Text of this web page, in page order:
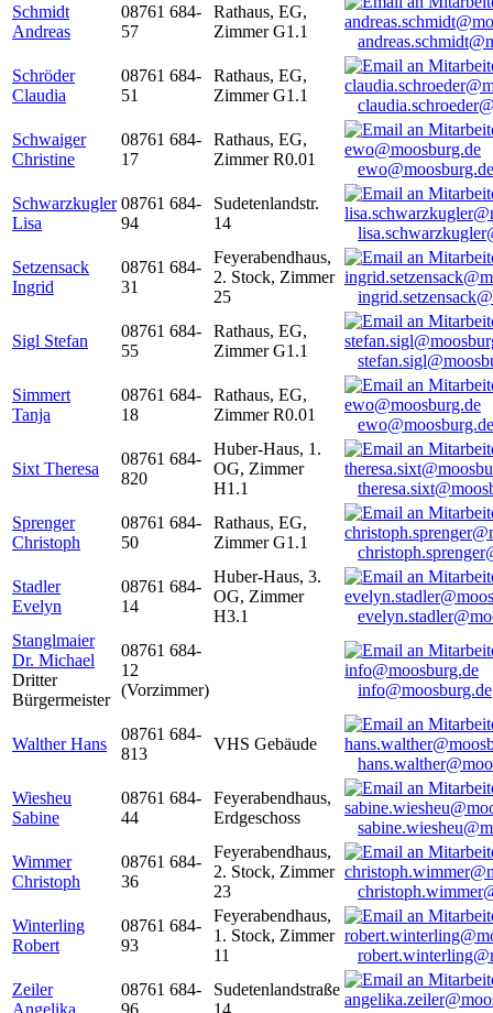
Schmidt
Andreas
08761 684-
57
Rathaus, EG,
Zimmer G1.1
Schröder
Claudia
08761 684-
51
Rathaus, EG,
Zimmer G1.1
Schwaiger
Christine
08761 684-
17
Rathaus, EG,
Zimmer R0.01
ewo@moosburg.de
Schwarzkugler
Lisa
08761 684-
94
Sudetenlandstr.
14
Setzensack
Ingrid
08761 684-
31
Feyerabendhaus,
2. Stock, Zimmer
25
Sigl Stefan
08761 684-
55
Rathaus, EG,
Zimmer G1.1
Simmert
Tanja
08761 684-
18
Rathaus, EG,
Zimmer R0.01
ewo@moosburg.de
Sixt Theresa
08761 684-
820
Huber-Haus, 1.
OG, Zimmer
H1.1
Sprenger
Christoph
08761 684-
50
Rathaus, EG,
Zimmer G1.1
Stadler
Evelyn
08761 684-
14
Huber-Haus, 3.
OG, Zimmer
H3.1
Stanglmaier
Dr. Michael
Dritter
Bürgermeister
08761 684-
12
(Vorzimmer)
info@moosburg.de
Walther Hans
08761 684-
813
VHS Gebäude
Wiesheu
Sabine
08761 684-
44
Feyerabendhaus,
Erdgeschoss
Wimmer
Christoph
08761 684-
36
Feyerabendhaus,
2. Stock, Zimmer
23
Winterling
Robert
08761 684-
93
Feyerabendhaus,
1. Stock, Zimmer
11
Zeiler
Angelika
08761 684-
96
Sudetenlandstraße
14